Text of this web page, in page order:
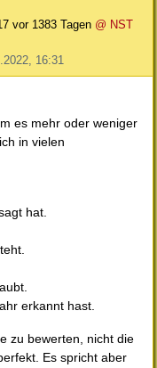
vor 1383 Tagen @ NST
16:31
es mehr oder weniger
in vielen
hat.
erkannt hast.
zu bewerten, nicht die
Es spricht aber